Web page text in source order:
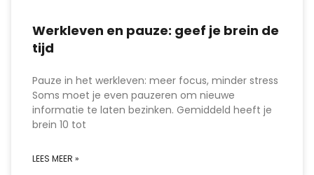
Werkleven en pauze: geef je brein de
tijd
Pauze in het werkleven: meer focus, minder stress
Soms moet je even pauzeren om nieuwe
informatie te laten bezinken. Gemiddeld heeft je
brein 10 tot
LEES MEER »